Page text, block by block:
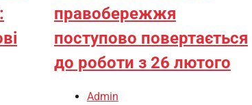
правобережжя
поступово повертається
до роботи з 26 лютого
Admin